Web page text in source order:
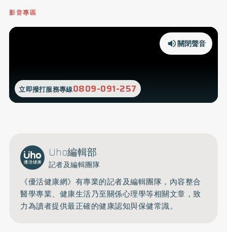
影音專區
立即撥打服務專線0809-091-257
關閉聲音
Uho編輯部
記者及編輯團隊
《優活健康網》有專業的記者及編輯團隊，內容整合
醫學專業、健康生活乃至關係心理學等相關文章，致
力為讀者提供最正確的健康認知與保健常識。